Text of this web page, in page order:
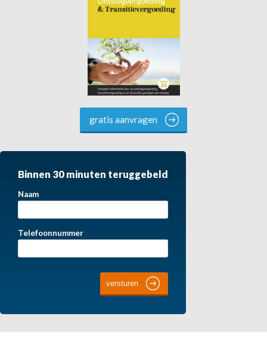
gratis aanvragen
Binnen 30 minuten teruggebeld
Naam
Telefoonnummer